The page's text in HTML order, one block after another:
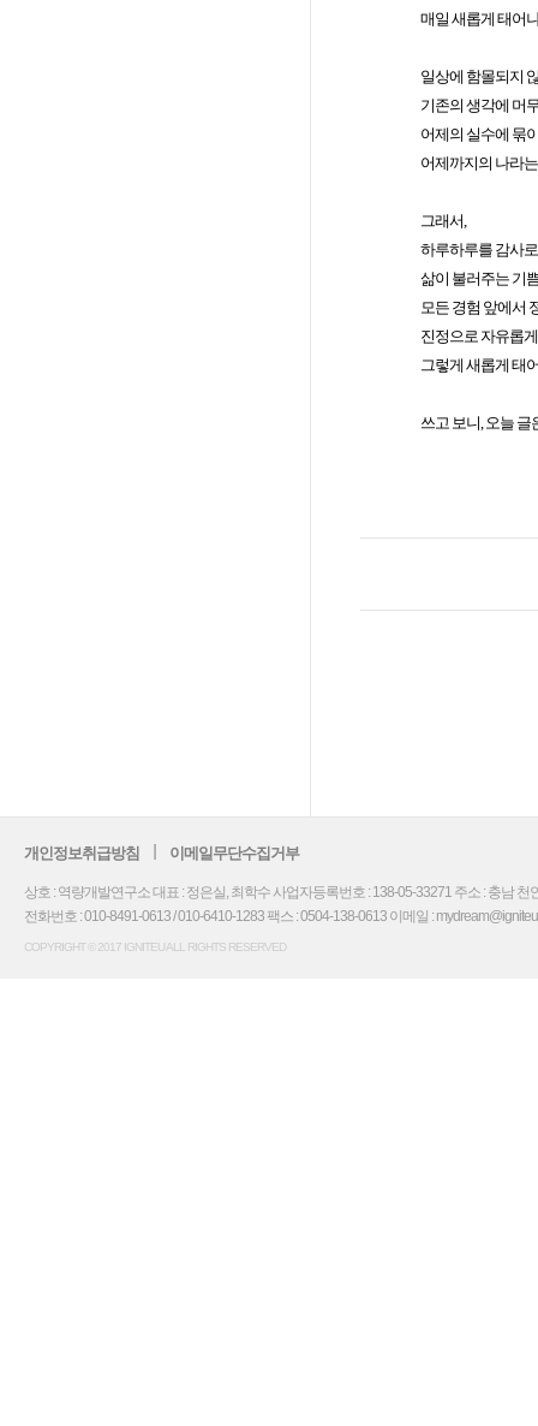
매일 새롭게 태어
일상에 함몰되지
기존의 생각에 머
어제의 실수에 묶
어제까지의 나라
그래서,
하루하루를 감사
삶이 불러주는 기
모든 경험 앞에서
진정으로 자유롭
그렇게 새롭게 태
쓰고 보니, 오늘 글
개인정보취급방침 이메일무단수집거부
상호 : 역량개발연구소 대표 : 정은실, 최학수 사업자등록번호 : 138-05-33271 주소 : 충남 천
전화번호 : 010-8491-0613 / 010-6410-1283 팩스 : 0504-138-0613 이메일 :
COPYRIGHT © 2017 IGNITEU ALL RIGHTS RESERVED